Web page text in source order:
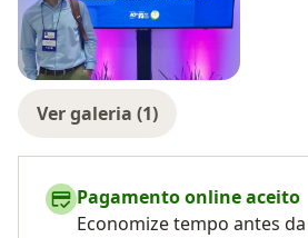
Ver galeria (1)
Pagamento online aceito
Economize tempo antes